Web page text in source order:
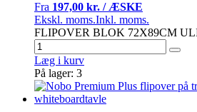
Fra 197,00 kr. / ÆSKE
Ekskl. moms.Inkl. moms.
FLIPOVER BLOK 72X89CM
Læg i kurv
På lager: 3